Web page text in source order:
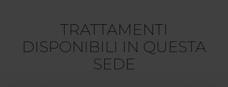
TRATTAMENTI
DISPONIBILI IN QUESTA
SEDE